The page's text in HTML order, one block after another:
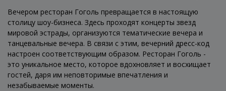
Вечером ресторан Гоголь превращается в настоящую
столицу шоу-бизнеса. Здесь проходят концерты звезд
мировой эстрады, организуются тематические вечера и
танцевальные вечера. В связи с этим, вечерний дресс-код
настроен соответствующим образом. Ресторан Гоголь -
это уникальное место, которое вдохновляет и восхищает
гостей, даря им неповторимые впечатления и
незабываемые моменты.